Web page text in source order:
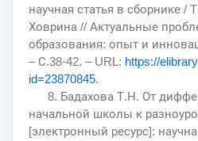
научная статья в сборнике /
Ховрина // Актуальные
образования: опыт и
– С.38-42. – URL: https://
id=23870845.
8. Бадахова Т.Н. От
начальной школы к
[электронный ресурс]: